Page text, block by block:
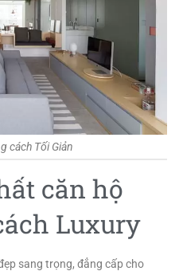
cách Tối Giản
căn hộ
Luxury
sang trọng, đẳng cấp cho